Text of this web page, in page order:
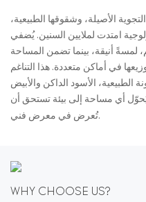
الأصيلة، وشقوقها الطبيعية،
امتدت لملايين السنين. يُضفي
الرأسي، الذي يبلغ طوله 77 سم، لمسةً أنيقة، بينما تضمن المساحة
سم إمكانية توزيعها في أماكن متعددة. هذا التناغم
الطبيعية، الأسود الداكن والأبيض
يُحوّل أي مساحة إلى بيئة تستحق أن
تُعرض في معرض فني.
WHY CHOOSE US?